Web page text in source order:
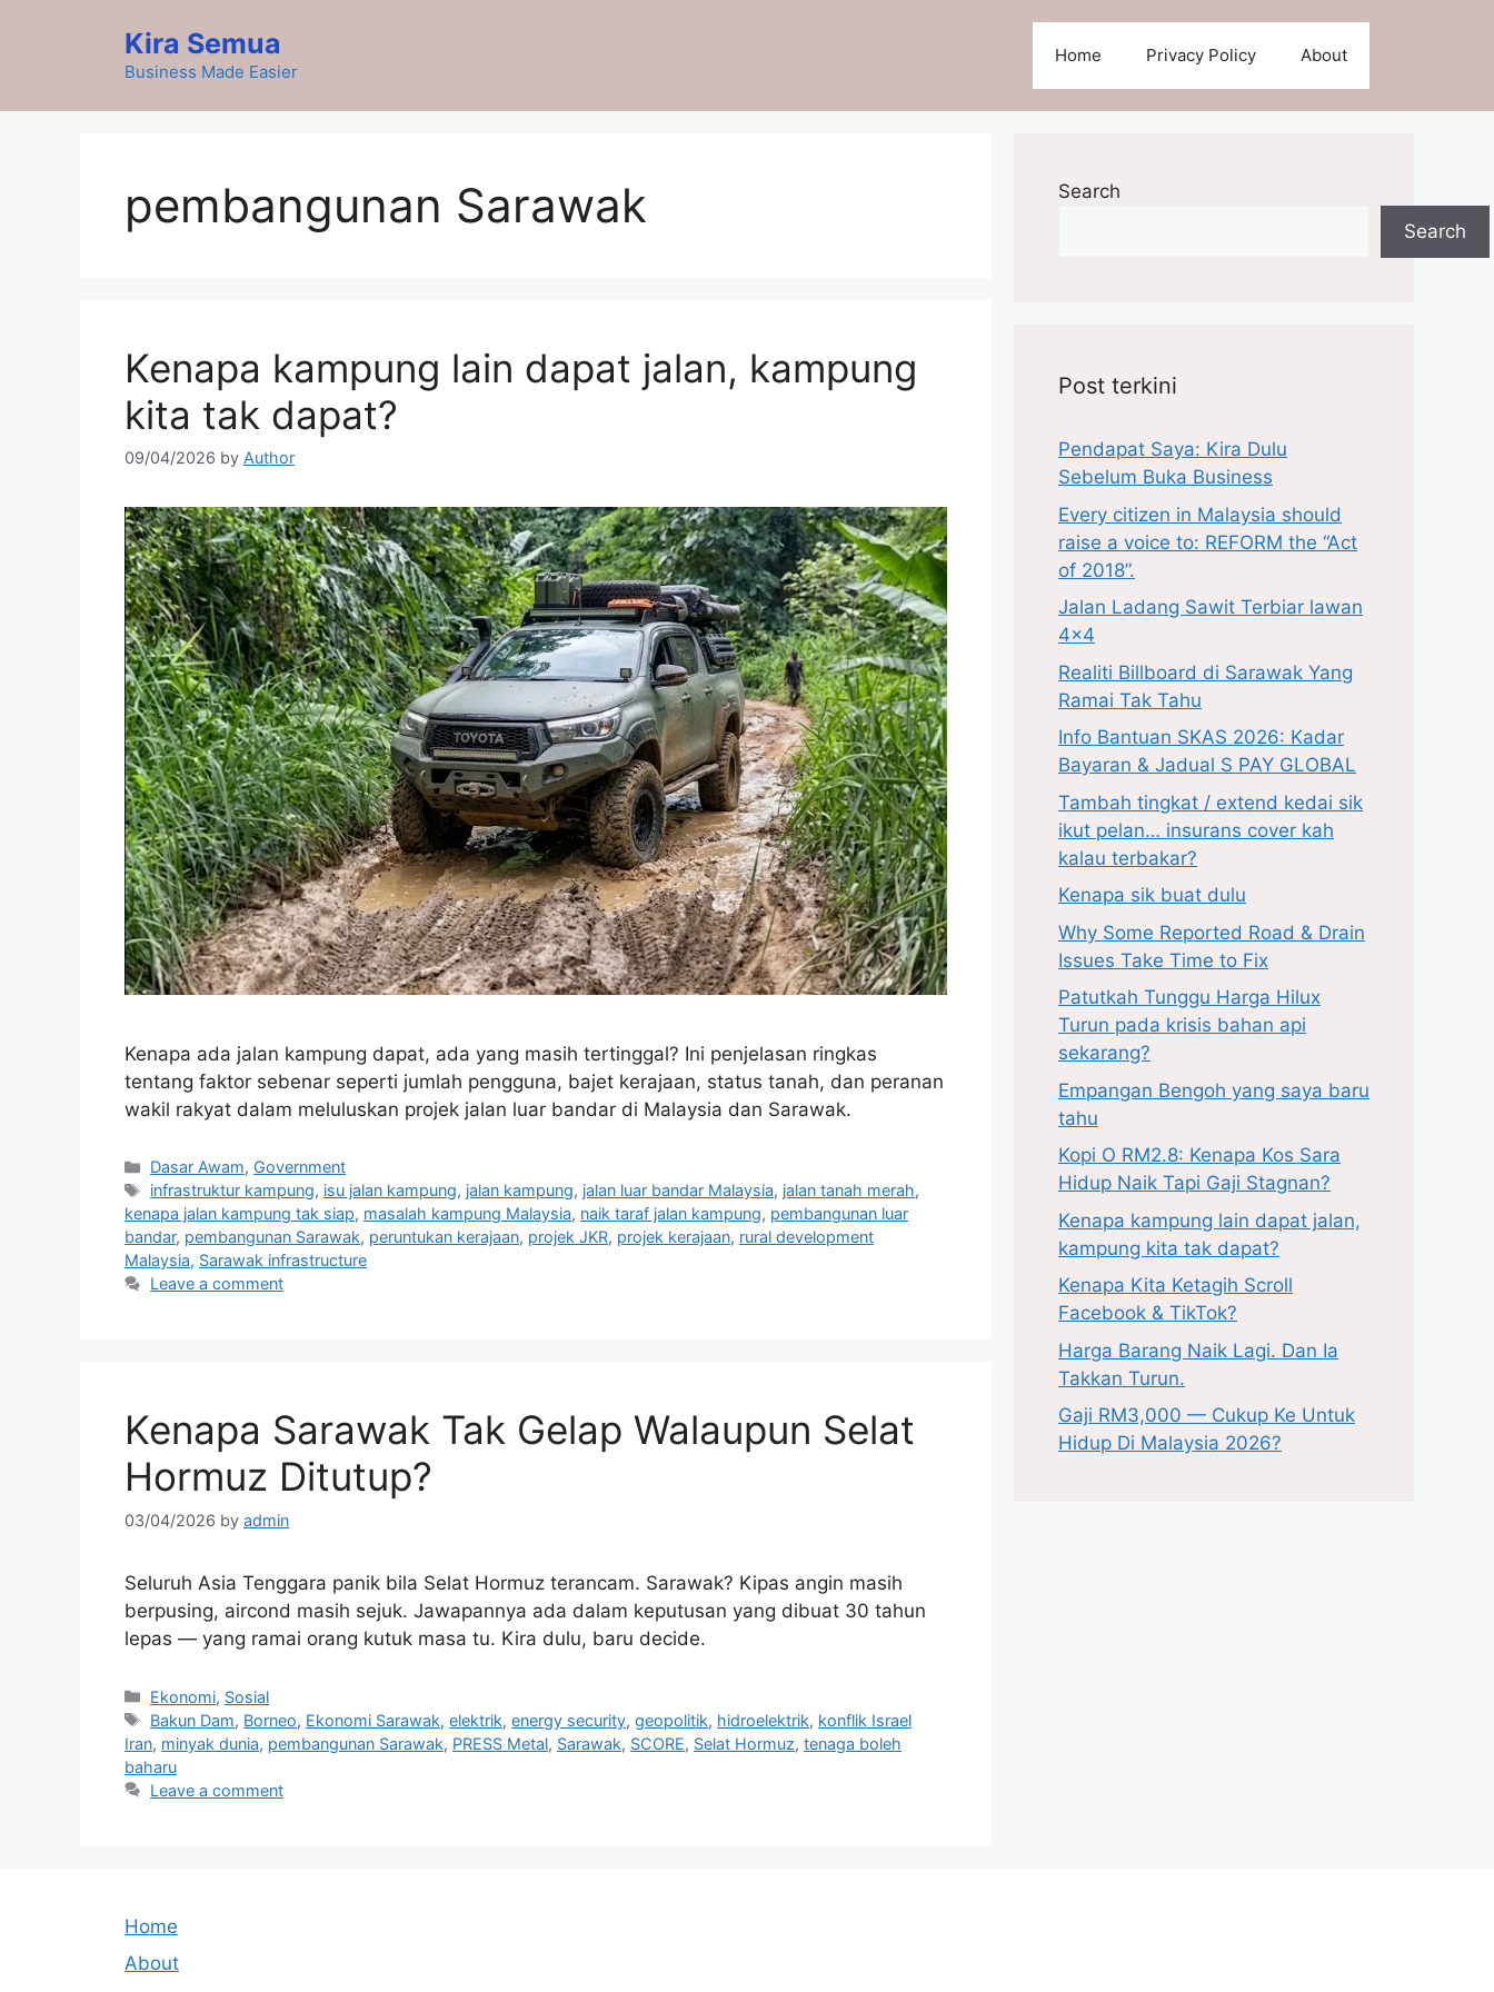
Kira Semua
Business Made Easier
Home Privacy Policy About
pembangunan Sarawak
Kenapa kampung lain dapat jalan, kampung
kita tak dapat?
09/04/2026 by Author
Kenapa ada jalan kampung dapat, ada yang masih tertinggal? Ini penjelasan ringkas
tentang faktor sebenar seperti jumlah pengguna, bajet kerajaan, status tanah, dan peranan
wakil rakyat dalam meluluskan projek jalan luar bandar di Malaysia dan Sarawak.
Categories
Dasar Awam, Government
Tags
infrastruktur kampung, isu jalan kampung, jalan kampung, jalan luar bandar Malaysia, jalan tanah merah,
kenapa jalan kampung tak siap, masalah kampung Malaysia, naik taraf jalan kampung, pembangunan luar
bandar, pembangunan Sarawak, peruntukan kerajaan, projek JKR, projek kerajaan, rural development
Malaysia, Sarawak infrastructure
Leave a comment
Kenapa Sarawak Tak Gelap Walaupun Selat
Hormuz Ditutup?
03/04/2026 by admin
Seluruh Asia Tenggara panik bila Selat Hormuz terancam. Sarawak? Kipas angin masih
berpusing, aircond masih sejuk. Jawapannya ada dalam keputusan yang dibuat 30 tahun
lepas — yang ramai orang kutuk masa tu. Kira dulu, baru decide.
Categories
Ekonomi, Sosial
Tags
Bakun Dam, Borneo, Ekonomi Sarawak,elektrik,energy security,geopolitik, hidroelektrik, konflik Israel
Iran, minyak dunia, pembangunan Sarawak, PRESS Metal, Sarawak, SCORE, Selat Hormuz, tenaga boleh
baharu
Leave a comment
Search
Search
Post terkini
Pendapat Saya: Kira Dulu
Sebelum Buka Business
Every citizen in Malaysia should
raise a voice to: REFORM the “Act
of 2018”.
Jalan Ladang Sawit Terbiar lawan
4×4
Realiti Billboard di Sarawak Yang
Ramai Tak Tahu
Info Bantuan SKAS 2026: Kadar
Bayaran & Jadual S PAY GLOBAL
Tambah tingkat / extend kedai sik
ikut pelan… insurans cover kah
kalau terbakar?
Kenapa sik buat dulu
Why Some Reported Road & Drain
Issues Take Time to Fix
Patutkah Tunggu Harga Hilux
Turun pada krisis bahan api
sekarang?
Empangan Bengoh yang saya baru
tahu
Kopi O RM2.8: Kenapa Kos Sara
Hidup Naik Tapi Gaji Stagnan?
Kenapa kampung lain dapat jalan,
kampung kita tak dapat?
Kenapa Kita Ketagih Scroll
Facebook & TikTok?
Harga Barang Naik Lagi. Dan Ia
Takkan Turun.
Gaji RM3,000 — Cukup Ke Untuk
Hidup Di Malaysia 2026?
Home
About